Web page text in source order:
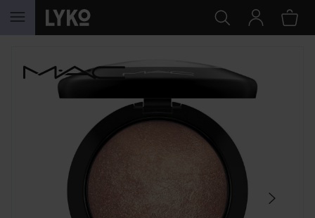
GÅ TIL INNHOLD
HOPP OVER SEKSJON